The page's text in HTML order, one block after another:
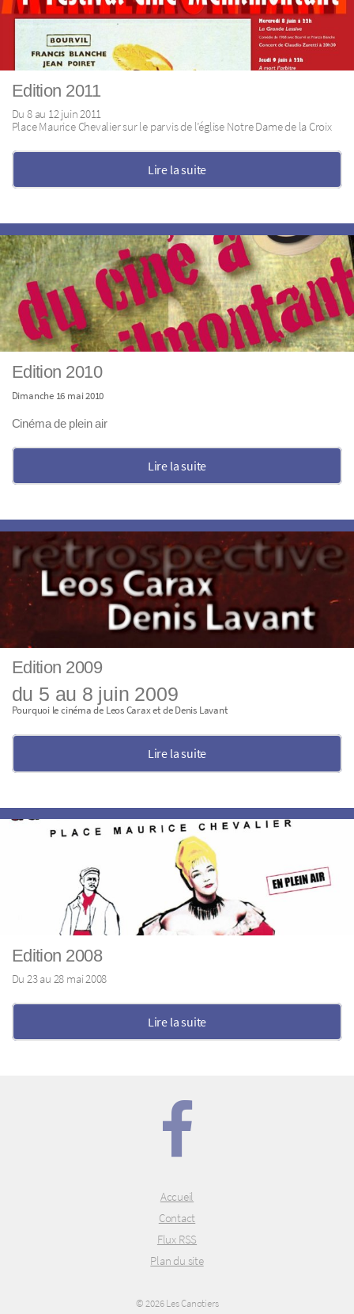
Edition 2011
Du 8 au 12 juin 2011
Place Maurice Chevalier sur le parvis de l’église Notre Dame de la Croix
Lire la suite
Edition 2010
Dimanche 16 mai 2010
Cinéma de plein air
Lire la suite
Edition 2009
du 5 au 8 juin 2009
Pourquoi le cinéma de Leos Carax et de Denis Lavant
Lire la suite
Edition 2008
Du 23 au 28 mai 2008
Lire la suite
Accueil
Contact
Flux RSS
Plan du site
© 2026 Les Canotiers